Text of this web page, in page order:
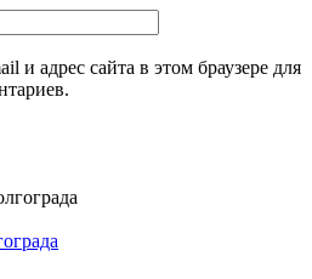
и адрес сайта в этом браузере для